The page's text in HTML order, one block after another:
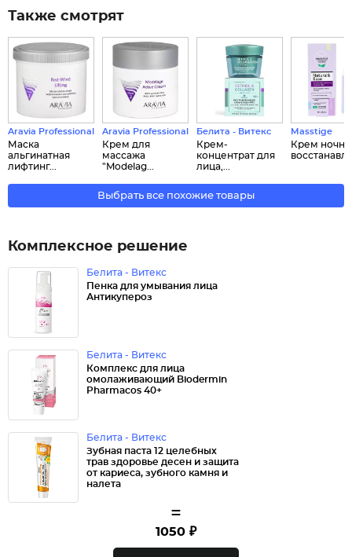
Также смотрят
Aravia Professional
Маска
альгинатная
лифтинг...
Aravia Professional
Крем для
массажа
"Modelag...
Белита - Витекс
Крем-
концентрат для
лица,...
Masstige
Крем
Выбрать все похожие товары
Комплексное решение
Белита - Витекс
Пенка для умывания лица
Антикупероз
Белита - Витекс
Комплекс для лица
омолаживающий Biodermin
Pharmacos 40+
Белита - Витекс
Зубная паста 12 целебных
трав здоровье десен и защита
от кариеса, зубного камня и
налета
=
1050 ₽